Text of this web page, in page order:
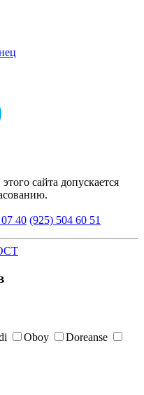
сайта допускается
40 (925) 504 60 51
Oboy
Doreanse